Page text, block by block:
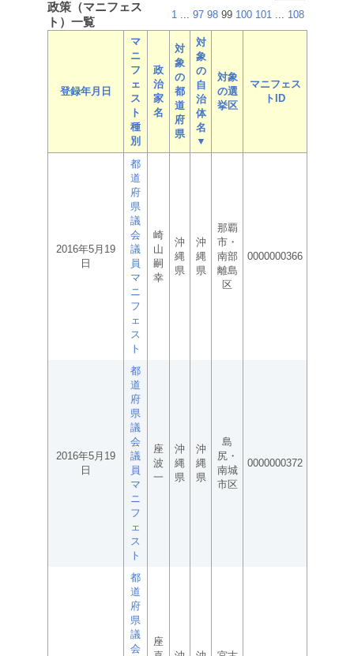
政策（マニフェス
ト）一覧
1 ... 97 98 99 100 101 ... 108
登録年月日
マ
ニ
フ
ェ
ス
ト
種
別
政
治
家
名
対
象
の
都
道
府
県
対
象
の
自
治
体
名
▼
対象
の選
挙区
マニフェス
トID
2016年5月19
日
都
道
府
県
議
会
議
員
マ
ニ
フ
ェ
ス
ト
崎
山
嗣
幸
沖
縄
県
沖
縄
県
那覇
市・
南部
離島
区
0000000366
2016年5月19
日
都
道
府
県
議
会
議
員
マ
ニ
フ
ェ
ス
ト
座
波
一
沖
縄
県
沖
縄
県
島
尻・
南城
市区
0000000372
都
道
府
県
議
会
座